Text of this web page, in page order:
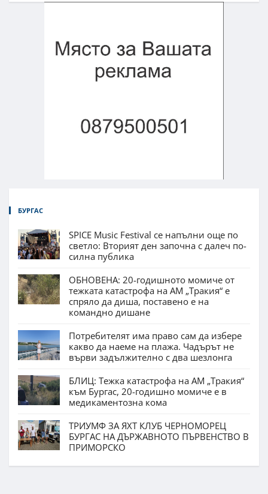
БУРГАС
SPICE Music Festival се напълни още по
светло: Вторият ден започна с далеч по-
силна публика
ОБНОВЕНА: 20-годишното момиче от
тежката катастрофа на АМ „Тракия“ е
спряло да диша, поставено е на
командно дишане
Потребителят има право сам да избере
какво да наеме на плажа. Чадърът не
върви задължително с два шезлонга
БЛИЦ: Тежка катастрофа на АМ „Тракия“
към Бургас, 20-годишно момиче е в
медикаментозна кома
ТРИУМФ ЗА ЯХТ КЛУБ ЧЕРНОМОРЕЦ
БУРГАС НА ДЪРЖАВНОТО ПЪРВЕНСТВО В
ПРИМОРСКО